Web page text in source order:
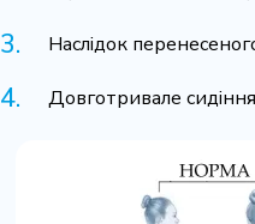
Наслідок
Довготривале